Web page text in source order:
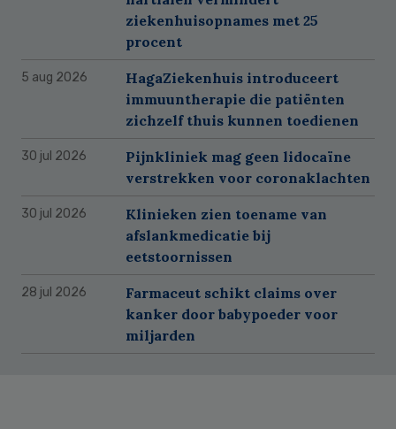
ziekenhuisopnames met 25
procent
5 aug 2026
HagaZiekenhuis introduceert
immuuntherapie die patiënten
zichzelf thuis kunnen toedienen
30 jul 2026
Pijnkliniek mag geen lidocaïne
verstrekken voor coronaklachten
30 jul 2026
Klinieken zien toename van
afslankmedicatie bij
eetstoornissen
28 jul 2026
Farmaceut schikt claims over
kanker door babypoeder voor
miljarden